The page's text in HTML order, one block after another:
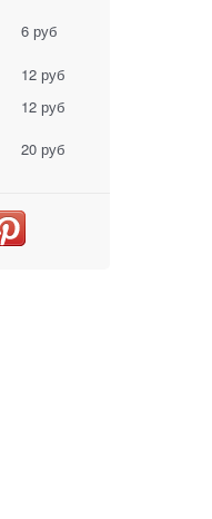
6 руб
12 руб
12 руб
20 руб